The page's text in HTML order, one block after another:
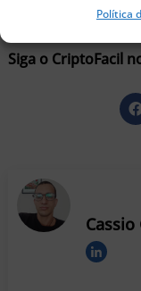
Política
Siga o CriptoFacil
Cassio